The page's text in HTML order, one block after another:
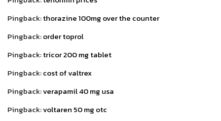
Pingback:thorazine 100mg over the counter
Pingback:order toprol
Pingback:tricor 200 mg tablet
Pingback:cost of valtrex
Pingback:verapamil 40 mg usa
Pingback:voltaren 50 mg otc